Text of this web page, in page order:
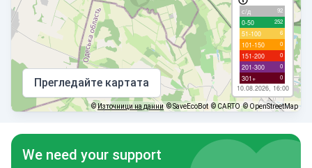
с/д 92
0-50 252
51-100 6
101-150 0
151-200 0
201-300 0
301+ 0
10.08.2026, 16:00
Прегледайте картата
©Източници на данни © SaveEcoBot © CARTO © OpenStreetMap
We need your support